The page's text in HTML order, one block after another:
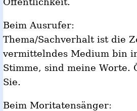
Beim Ausrufer:
Thema/Sachverhalt ist die
vermittelndes Medium bin
Stimme, sind meine Worte.
Sie.
Beim Moritatensänger: